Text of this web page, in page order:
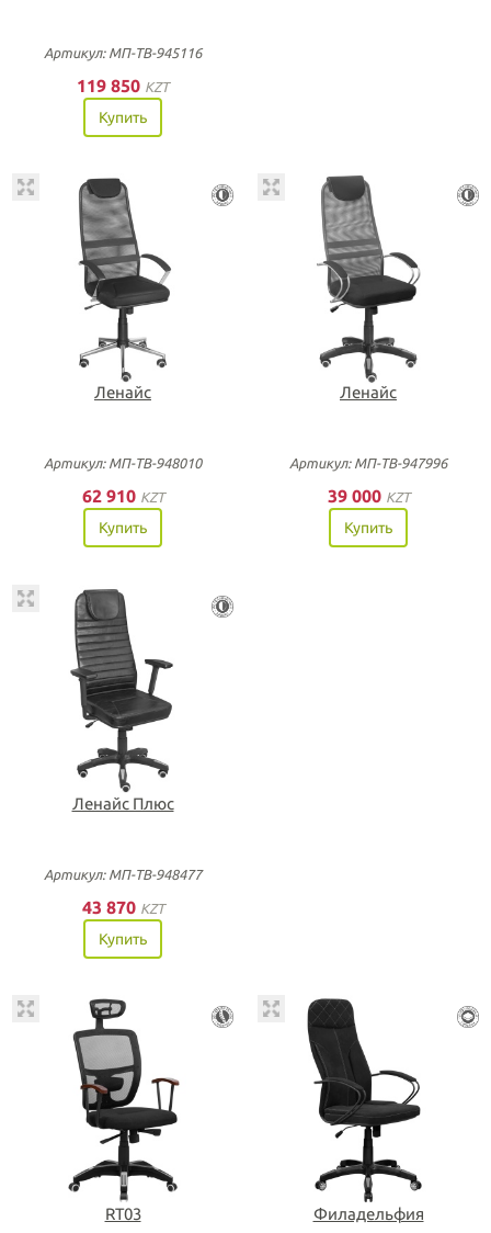
Артикул: МП-ТВ-945116
119 850 KZT
Купить
Ленайс
Артикул: МП-ТВ-948010
62 910 KZT
Купить
Ленайс
Артикул: МП-ТВ-947996
39 000 KZT
Купить
Ленайс Плюс
Артикул: МП-ТВ-948477
43 870 KZT
Купить
RT03 Филадельфия